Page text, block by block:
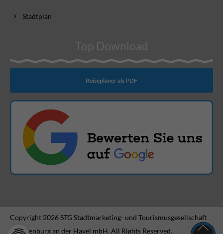
Stadtplan
Top Download
Reiseplaner als PDF
Copyright 2026 STG Stadtmarketing- und Tourismusgesellschaft
Brandenburg an der Havel mbH. All Rights Reserved.